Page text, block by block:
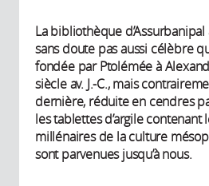
La bibliothèque d’Assurbanipal
sans doute pas aussi célèbre
fondée par Ptolémée à
siècle av. J.-C., mais
dernière, réduite en cendres
les tablettes d’argile
millénaires de la culture
sont parvenues jusqu’à nous.